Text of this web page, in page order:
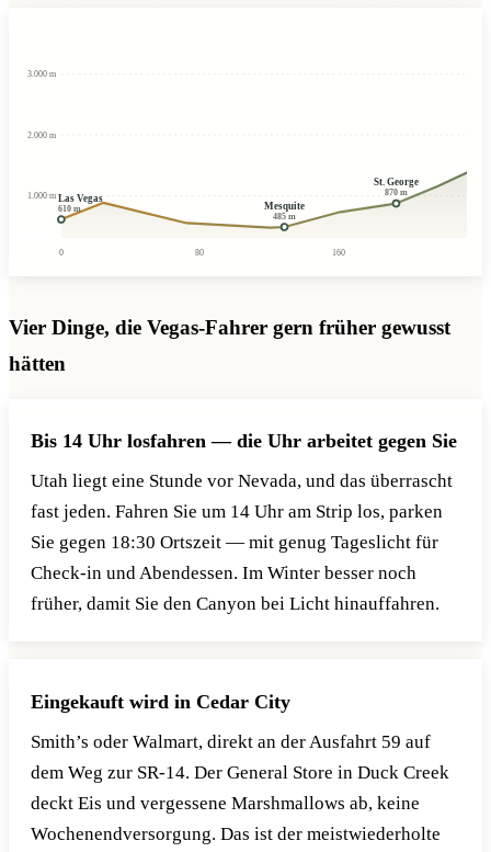
1.000 m
2.000 m
3.000 m
Las Vegas
610 m Mesquite
485 m
St. George
870 m
0 80 160
Vier Dinge, die Vegas-Fahrer gern früher gewusst
hätten
Bis 14 Uhr losfahren — die Uhr arbeitet gegen Sie
Utah liegt eine Stunde vor Nevada, und das überrascht
fast jeden. Fahren Sie um 14 Uhr am Strip los, parken
Sie gegen 18:30 Ortszeit — mit genug Tageslicht für
Check-in und Abendessen. Im Winter besser noch
früher, damit Sie den Canyon bei Licht hinauffahren.
Eingekauft wird in Cedar City
Smith’s oder Walmart, direkt an der Ausfahrt 59 auf
dem Weg zur SR-14. Der General Store in Duck Creek
deckt Eis und vergessene Marshmallows ab, keine
Wochenendversorgung. Das ist der meistwiederholte